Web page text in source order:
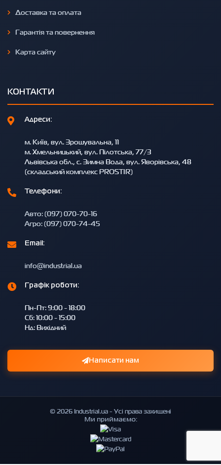
Доставка та оплата
Гарантія та повернення
Карта сайту
КОНТАКТИ
Адреси:
м. Київ, вул. Зрошувальна, 11
м. Хмельницький, вул. Пілотська, 77/3
Львівська обл., с. Зимна Вода, вул. Яворівська, 48
(складський комплекс PROSTIR)
Телефони:
Авто: (097) 070-70-16
Агро: (097) 070-74-45
Email:
info@industrial.ua
Графік роботи:
Пн-Пт: 9:00 - 18:00
Сб: 10:00 - 15:00
Нд: Вихідний
Написати нам
© 2026 Industrial.ua - Усі права захищені
Ми приймаємо: